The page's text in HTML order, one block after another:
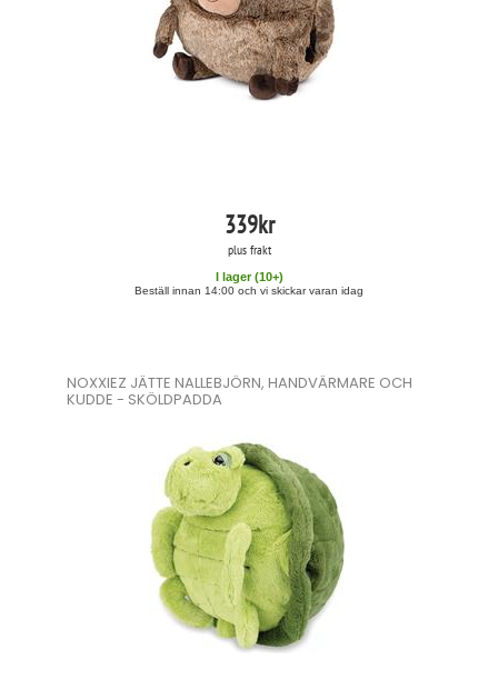
339kr
plus frakt
I lager (10+)
Beställ innan 14:00 och vi skickar varan idag
NOXXIEZ JÄTTE NALLEBJÖRN, HANDVÄRMARE OCH
KUDDE - SKÖLDPADDA